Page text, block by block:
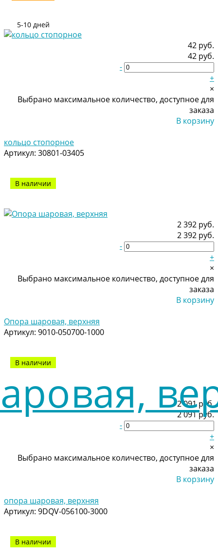
2 392 руб.
2 392 руб.
-
+
×
Выбрано максимальное количество, доступное для
заказа
В корзину
Опора шаровая, верхняя
Артикул: 9010-050700-1000
В наличии
42 руб.
42 руб.
-
+
×
Выбрано максимальное количество, доступное для
заказа
В корзину
кольцо стопорное
Артикул: 30801-03405
В наличии
5-10 дней
2 091 руб.
2 091 руб.
-
+
×
Выбрано максимальное количество, доступное для
заказа
В корзину
опора шаровая, верхняя
Артикул: 9DQV-056100-3000
В наличии